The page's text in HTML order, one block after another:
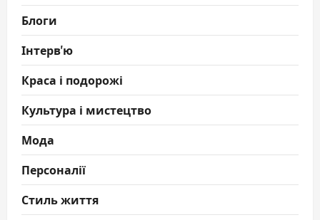
Блоги
Інтерв'ю
Краса і подорожі
Культура і мистецтво
Мода
Персоналії
Стиль життя